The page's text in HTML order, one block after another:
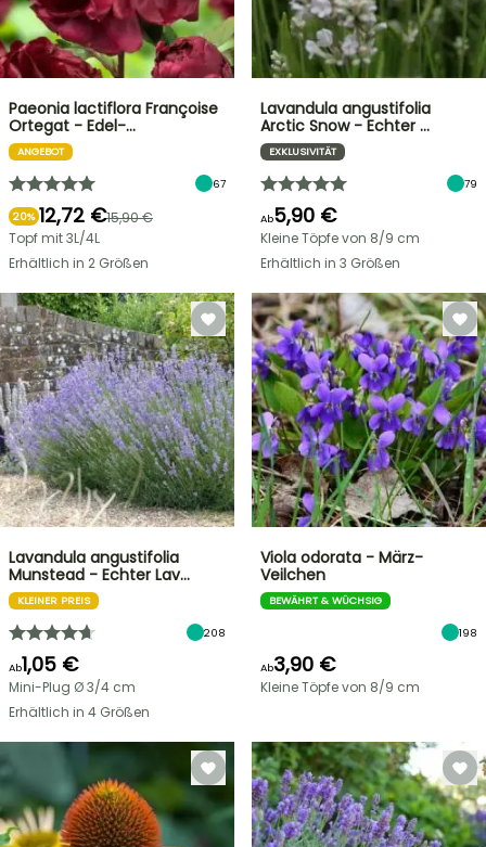
Paeonia lactiflora Françoise
Ortegat - Edel-…
ANGEBOT
67
20% 12,72 €15,90 €
Topf mit 3L/4L
Erhältlich in 2 Größen
Lavandula angustifolia
Arctic Snow - Echter …
EXKLUSIVITÄT
79
Ab5,90 €
Kleine Töpfe von 8/9 cm
Erhältlich in 3 Größen
Lavandula angustifolia
Munstead - Echter Lav…
KLEINER PREIS
208
Ab1,05 €
Mini-Plug Ø 3/4 cm
Erhältlich in 4 Größen
Viola odorata - März-
Veilchen
BEWÄHRT & WÜCHSIG
198
Ab3,90 €
Kleine Töpfe von 8/9 cm